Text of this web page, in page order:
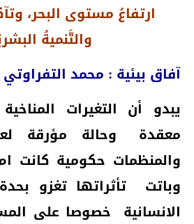
ارتفاعُ مستوى البحر،
والتَّنميةُ
آفاق بيئية : محمد التفراوتي
يبدو أن التغيرات
معقدة
وحالة مؤرقة
والمنظمات حكومية كانت
وباتت
تأثراتها تغزو بحدة
الانسانية خصوصا على